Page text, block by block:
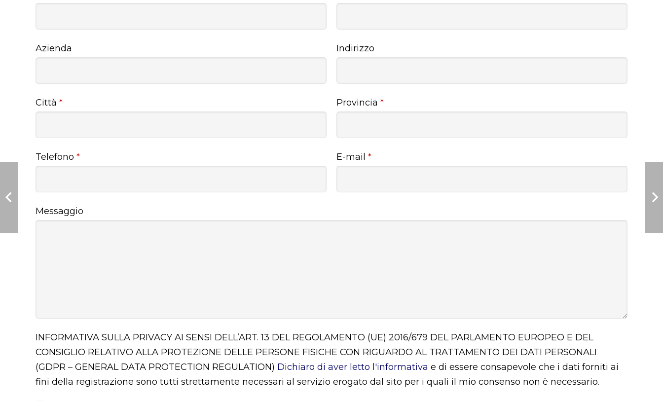
Azienda
Città *
Telefono *
Indirizzo
Provincia *
E-mail *
Messaggio
INFORMATIVA SULLA PRIVACY AI SENSI DELL’ART. 13 DEL REGOLAMENTO (UE) 2016/679 DEL PARLAMENTO EUROPEO E DEL
CONSIGLIO RELATIVO ALLA PROTEZIONE DELLE PERSONE FISICHE CON RIGUARDO AL TRATTAMENTO DEI DATI PERSONALI
(GDPR – GENERAL DATA PROTECTION REGULATION) Dichiaro di aver letto l'informativa e di essere consapevole che i dati forniti ai
fini della registrazione sono tutti strettamente necessari al servizio erogato dal sito per i quali il mio consenso non è necessario.